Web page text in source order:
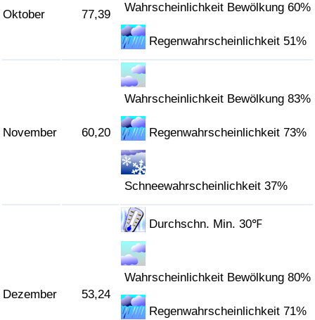
Oktober 77,39
Wahrscheinlichkeit Bewölkung 60%
Regenwahrscheinlichkeit 51%
November 60,20
Wahrscheinlichkeit Bewölkung 83%
Regenwahrscheinlichkeit 73%
Schneewahrscheinlichkeit 37%
Dezember 53,24
Durchschn. Min. 30℉
Wahrscheinlichkeit Bewölkung 80%
Regenwahrscheinlichkeit 71%